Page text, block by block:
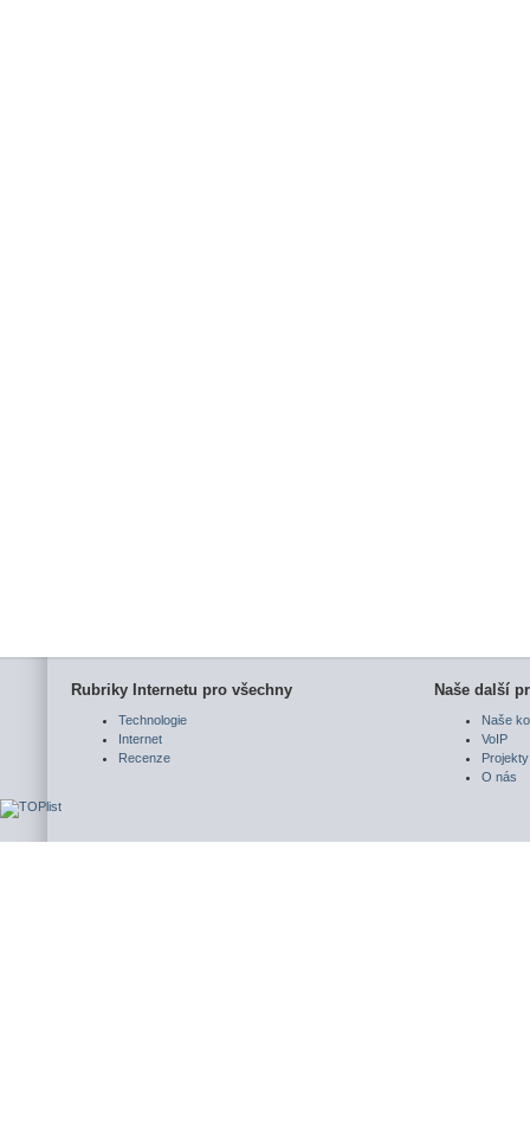
Rubriky Internetu pro všechny
Technologie
Internet
Recenze
Naše další
Naše
VoIP
Projekty
O nás